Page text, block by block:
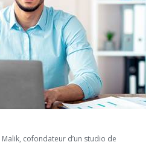
Malik, cofondateur d’un studio de